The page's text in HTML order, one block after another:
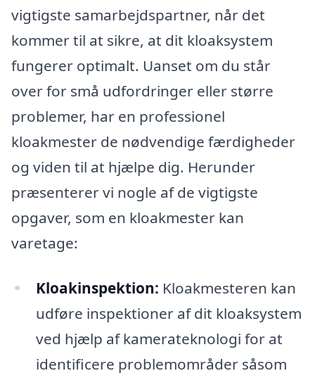
vigtigste samarbejdspartner, når det
kommer til at sikre, at dit kloaksystem
fungerer optimalt. Uanset om du står
over for små udfordringer eller større
problemer, har en professionel
kloakmester de nødvendige færdigheder
og viden til at hjælpe dig. Herunder
præsenterer vi nogle af de vigtigste
opgaver, som en kloakmester kan
varetage:
Kloakinspektion: Kloakmesteren kan
udføre inspektioner af dit kloaksystem
ved hjælp af kamerateknologi for at
identificere problemområder såsom